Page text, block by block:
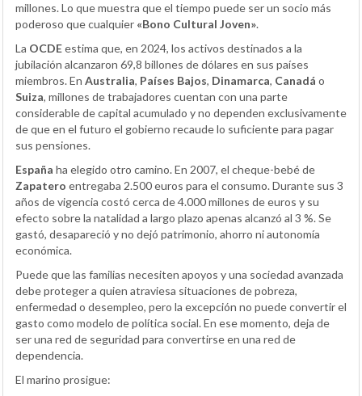
millones. Lo que muestra que el tiempo puede ser un socio más
poderoso que cualquier «Bono Cultural Joven».
La OCDEestima que, en 2024, los activos destinados a la
jubilación alcanzaron 69,8 billones de dólares en sus países
miembros. En Australia, Países Bajos, Dinamarca, Canadá o
Suiza, millones de trabajadores cuentan con una parte
considerable de capital acumulado y no dependen exclusivamente
de que en el futuro el gobierno recaude lo suficiente para pagar
sus pensiones.
España ha elegido otro camino. En 2007, el cheque-bebé de
Zapatero entregaba 2.500 euros para el consumo. Durante sus 3
años de vigencia costó cerca de 4.000 millones de euros y su
efecto sobre la natalidad a largo plazo apenas alcanzó al 3 %. Se
gastó, desapareció y no dejó patrimonio, ahorro ni autonomía
económica.
Puede que las familias necesiten apoyos y una sociedad avanzada
debe proteger a quien atraviesa situaciones de pobreza,
enfermedad o desempleo, pero la excepción no puede convertir el
gasto como modelo de política social. En ese momento, deja de
ser una red de seguridad para convertirse en una red de
dependencia.
El marino prosigue: